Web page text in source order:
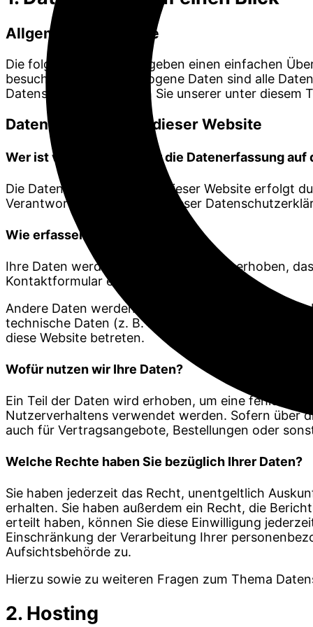
Allgemeine Hinweise
Die folgenden Hinweise geben einen einfachen
besuchen. Personenbezogene Daten sind alle
Datenschutz entnehmen Sie unserer unter
Datenerfassung auf dieser Website
Wer ist verantwortlich für die Datenerfassung auf
Die Datenverarbeitung auf dieser Website erfolgt
Verantwortlichen Stelle“ in dieser
Wie erfassen wir Ihre Daten?
Ihre Daten werden zum einen dadurch erhoben,
Kontaktformular eingeben.
Andere Daten werden automatisch oder nach
technische Daten (z. B. Internetbrowser,
diese Website betreten.
Wofür nutzen wir Ihre Daten?
Ein Teil der Daten wird erhoben, um eine
Nutzerverhaltens verwendet werden. Sofern über
auch für Vertragsangebote, Bestellungen oder
Welche Rechte haben Sie bezüglich Ihrer Daten?
Sie haben jederzeit das Recht, unentgeltlich
erhalten. Sie haben außerdem ein Recht, die
erteilt haben, können Sie diese Einwilligung
Einschränkung der Verarbeitung Ihrer
Aufsichtsbehörde zu.
Hierzu sowie zu weiteren Fragen zum Thema
2. Hosting